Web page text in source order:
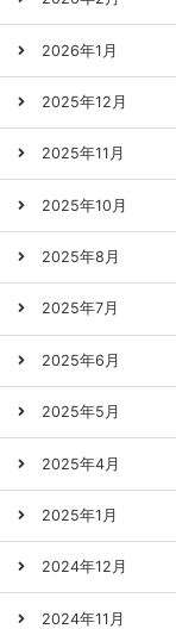
2026年1月
2025年12月
2025年11月
2025年10月
2025年8月
2025年7月
2025年6月
2025年5月
2025年4月
2025年1月
2024年12月
2024年11月